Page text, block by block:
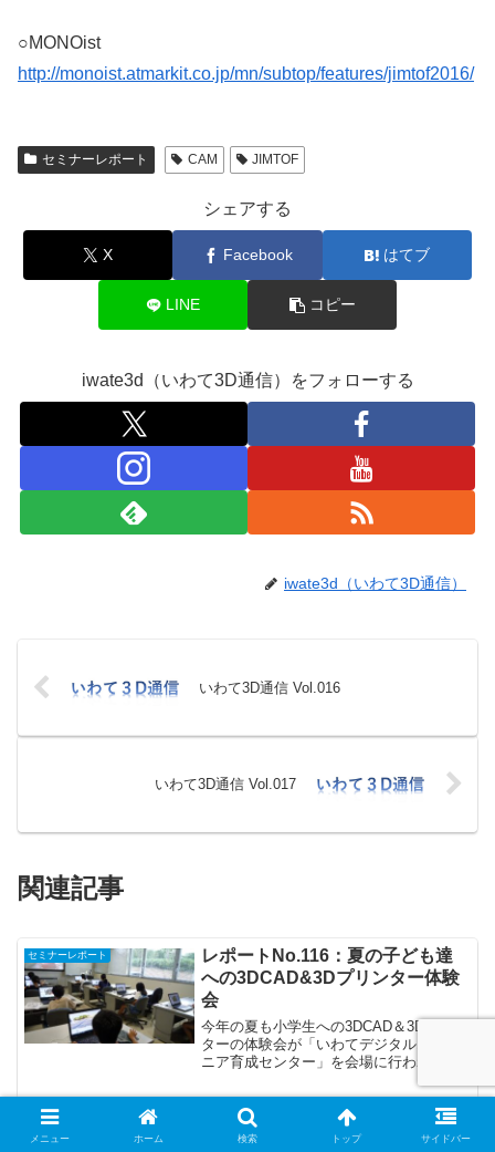
○MONOist
http://monoist.atmarkit.co.jp/mn/subtop/features/jimtof2016/
セミナーレポート CAM JIMTOF
シェアする
X Facebook はてブ
LINE コピー
iwate3d（いわて3D通信）をフォローする
iwate3d（いわて3D通信）
いわて3D通信 Vol.016
いわて3D通信 Vol.017
関連記事
セミナーレポート
レポートNo.116：夏の子ども達
への3DCAD&3Dプリンター体験
会
今年の夏も小学生への3DCAD＆3Dプリン
ターの体験会が「いわてデジタルエンジ
ニア育成センター」を会場に行われまし
験会。7月28日には、岩手県青少年会館
（フラップいわて）主催の体験会。計33
名の小学...
セミナーレポート
レポートNo.137：製造業向けも
のづくりDXセミナー～現場改革
メニュー ホーム 検索 トップ サイドバー